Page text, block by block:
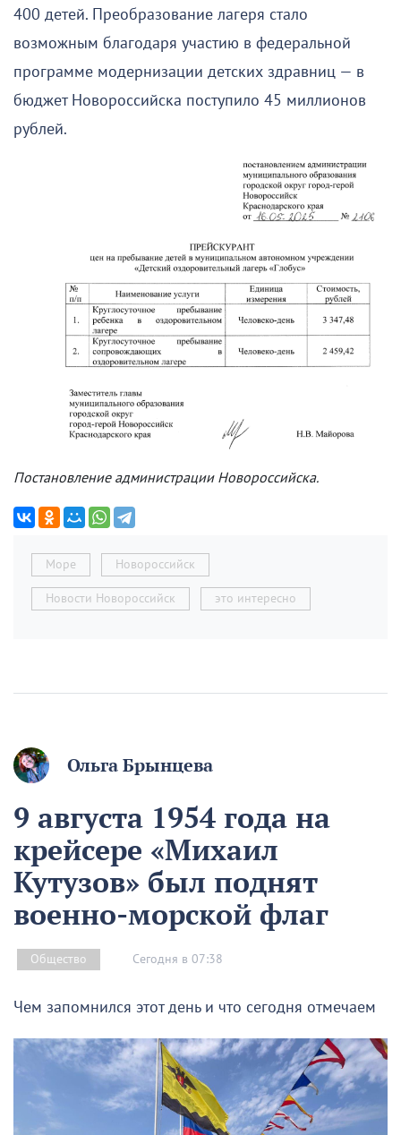
400 детей. Преобразование лагеря стало
возможным благодаря участию в федеральной
программе модернизации детских здравниц — в
бюджет Новороссийска поступило 45 миллионов
рублей.
Постановление администрации Новороссийска.
Море Новороссийск
Новости Новороссийск это интересно
Ольга Брынцева
9 августа 1954 года на
крейсере «Михаил
Кутузов» был поднят
военно-морской флаг
Общество Сегодня в 07:38
Чем запомнился этот день и что сегодня отмечаем